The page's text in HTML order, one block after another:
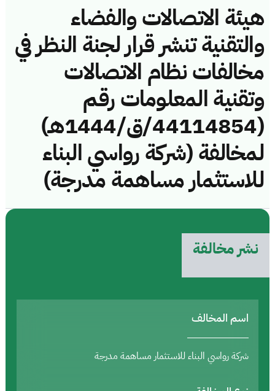
هيئة الاتصالات والفضاء
والتقنية تنشر قرار لجنة النظر في
مخالفات نظام الاتصالات
وتقنية المعلومات رقم
(44114854/ق/1444هـ)
لمخالفة (شركة رواسي البناء
للاستثمار مساهمة مدرجة)
نشر مخالفة
اسم المخالف
شركة رواسي البناء للاستثمار مساهمة مدرجة